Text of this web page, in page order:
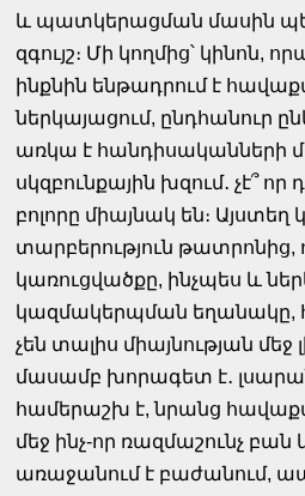
և պատկերացման մասին
զգույշ։ Մի կողմից՝ կինոն,
ինքնին ենթադրում է
ներկայացում, ընդհանուր
առկա է հանդիսականների
սկզբունքային խզում․ չէ՞ որ
բոլորը միայնակ են։
տարբերություն թատրոնից,
կառուցվածքը, ինչպես և
կազմակերպման եղանակը,
չեն տալիս միայնության մեջ
մասամբ խորագետ է․
համերաշխ է, նրանց
մեջ ինչ-որ ռազմաշունչ բան
առաջանում է բաժանում,